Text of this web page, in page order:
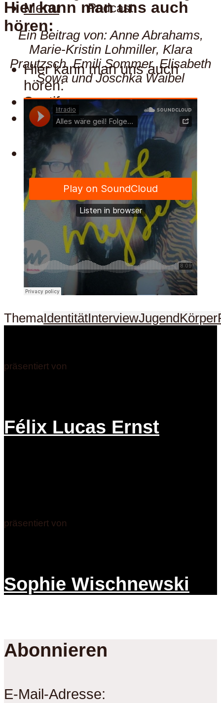
Menu
Hier kann man uns auch
hören:
Hier kann man uns auch
hören:
Spotify
Apple
Menu
Podcast
Ein Beitrag von: Anne Abrahams,
Marie-Kristin Lohmiller, Klara
Prautzsch, Emili Sommer, Elisabeth
Sowa und Joschka Waibel
ThemaIdentitätInterviewJugendKörper
präsentiert von
Félix Lucas Ernst
präsentiert von
Sophie Wischnewski
Abonnieren
E-Mail-Adresse: